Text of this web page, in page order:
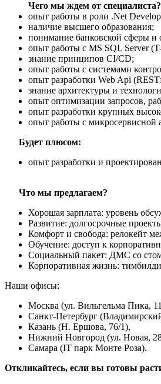
Чего мы ждем от специалиста?
опыт работы в роли .Net
наличие высшего образования;
понимание банковской сферы и
опыт работы с MS SQL Server
знание принципов CI/CD;
опыт работы с системами
опыт разработки Web Api
знание архитектуры и
опыт оптимизации запросов,
опыт разработки крупных
опыт работы с микросервисной
Будет плюсом:
опыт разработки и
Что мы предлагаем?
Хорошая зарплата: уровень
Развитие: долгосрочные
Комфорт и свобода: релокейт
Обучение: доступ к
Социальный пакет: ДМС со
Корпоративная жизнь:
Наши офисы:
Москва (ул. Вильгельма Пика,
Санкт-Петербург
Казань (Н. Ершова, 76/1),
Нижний Новгород (ул. Новая,
Самара (IT парк Монте Роза).
Откликайтесь, если вы готовы